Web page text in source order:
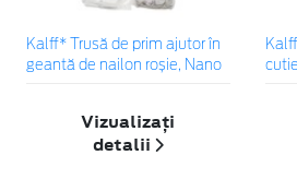
Kalff* Trusă de prim ajutor în
geantă de nailon roșie, Nano
Vizualizați
detalii